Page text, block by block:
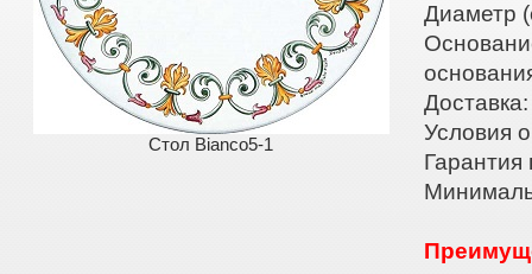
Стол Bianco5-1
Диаметр
Условия
Гарантия